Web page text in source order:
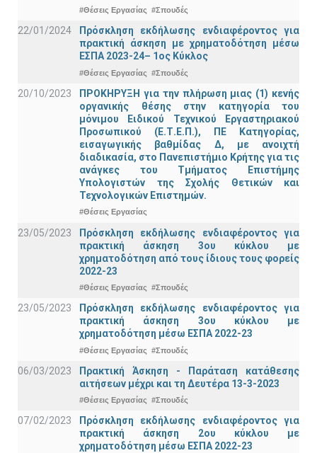
#Θέσεις Εργασίας #Σπουδές
22/01/2024
Πρόσκληση εκδήλωσης ενδιαφέροντος για
πρακτική άσκηση με χρηματοδότηση μέσω
ΕΣΠΑ 2023-24– 1ος Κύκλος
#Θέσεις Εργασίας #Σπουδές
20/10/2023
ΠΡΟΚΗΡΥΞΗ για την πλήρωση μιας (1) κενής
οργανικής θέσης στην κατηγορία του
μόνιμου Ειδικού Τεχνικού Εργαστηριακού
Προσωπικού (Ε.Τ.Ε.Π.), ΠΕ Κατηγορίας,
εισαγωγικής βαθμίδας Δ, με ανοιχτή
διαδικασία, στο Πανεπιστήμιο Κρήτης για τις
ανάγκες του Τμήματος Επιστήμης
Υπολογιστών της Σχολής Θετικών και
Τεχνολογικών Επιστημών.
#Θέσεις Εργασίας
23/05/2023
Πρόσκληση εκδήλωσης ενδιαφέροντος για
πρακτική άσκηση 3ου κύκλου με
χρηματοδότηση από τους ίδιους τους φορείς
2022-23
#Θέσεις Εργασίας #Σπουδές
23/05/2023
Πρόσκληση εκδήλωσης ενδιαφέροντος για
πρακτική άσκηση 3ου κύκλου με
χρηματοδότηση μέσω ΕΣΠΑ 2022-23
#Θέσεις Εργασίας #Σπουδές
06/03/2023
Πρακτική Άσκηση - Παράταση κατάθεσης
αιτήσεων μέχρι και τη Δευτέρα 13-3-2023
#Θέσεις Εργασίας #Σπουδές
07/02/2023
Πρόσκληση εκδήλωσης ενδιαφέροντος για
πρακτική άσκηση 2ου κύκλου με
χρηματοδότηση μέσω ΕΣΠΑ 2022-23